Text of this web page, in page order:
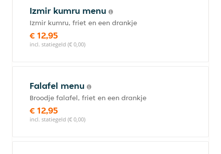
Izmir kumru menu
Izmir kumru, friet en een drankje
€ 12,95
incl. statiegeld (€ 0,00)
Falafel menu
Broodje falafel, friet en een drankje
€ 12,95
incl. statiegeld (€ 0,00)